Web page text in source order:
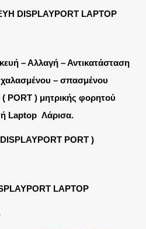
DISPLAYPORT LAPTOP
– Αλλαγή – Αντικατάσταση
χαλασμένου – σπασμένου
PORT ) μητρικής φορητού
Laptop Λάρισα.
PORT )
LAPTOP